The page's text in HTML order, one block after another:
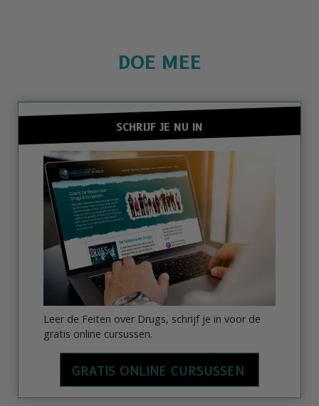
DOE MEE
SCHRIJF JE NU IN
Leer de Feiten over Drugs, schrijf je in voor de
gratis online cursussen.
GRATIS ONLINE CURSUSSEN